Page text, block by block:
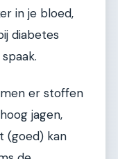
in je bloed,
diabetes
er stoffen
jagen,
(goed) kan